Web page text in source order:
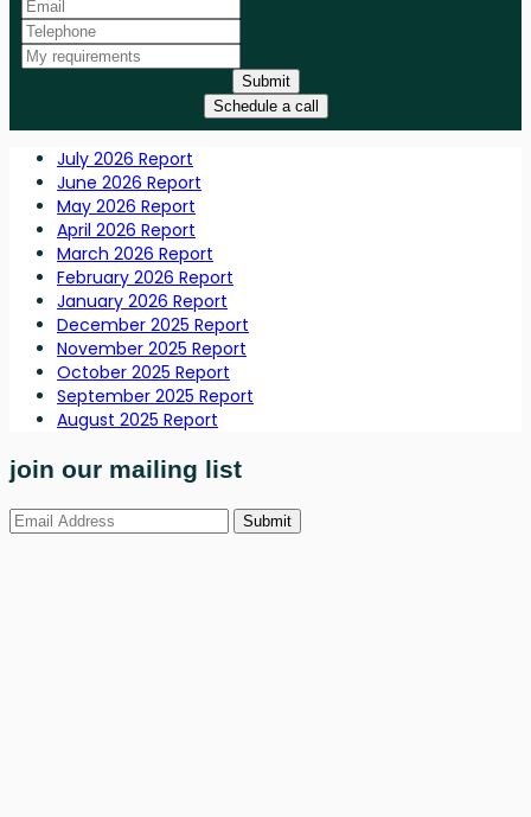
Submit
Schedule a call
July 2026 Report
June 2026 Report
May 2026 Report
April 2026 Report
March 2026 Report
February 2026 Report
January 2026 Report
December 2025 Report
November 2025 Report
October 2025 Report
September 2025 Report
August 2025 Report
join our mailing list
Submit